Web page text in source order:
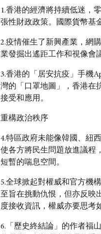
1.香港的經濟將持續低迷，
張性財政政策。國際貨幣基
2.疫情催生了新興產業，網
業發掘出遙距工作和視像會
3.香港的「居安抗疫」手機
灣的「口罩地圖」，香港在
接受和應用。
重構政治秩序
4.特區政府未能像韓國、紐
使各方將民生問題放進議程
短暫的喘息空間。
5.全球掀起對權威和官方機
至旨在挑動仇恨，但亦反映
度接收資訊，權威亦要思考
6.「歷史終結論」的作者福